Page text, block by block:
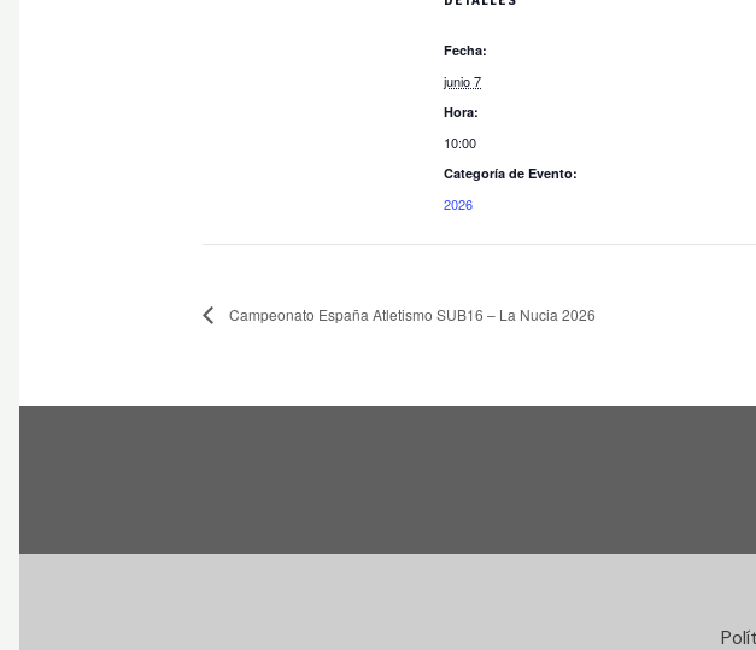
Fecha:
junio 7
Hora:
10:00
Categoría de Evento:
2026
Campeonato España Atletismo SUB16 – La Nucia 2026